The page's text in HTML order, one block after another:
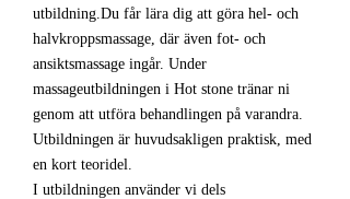
utbildning.Du får lära dig att göra hel- och
halvkroppsmassage, där även fot- och
ansiktsmassage ingår. Under
massageutbildningen i Hot stone tränar ni
genom att utföra behandlingen på varandra.
Utbildningen är huvudsakligen praktisk, med
en kort teoridel.
I utbildningen använder vi dels